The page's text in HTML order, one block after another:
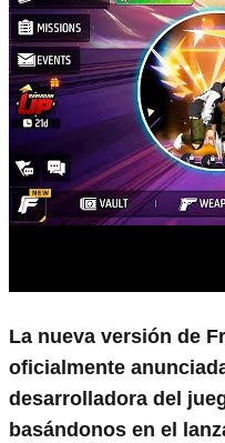
La nueva versión de
oficialmente
desarrolladora del
basándonos en el